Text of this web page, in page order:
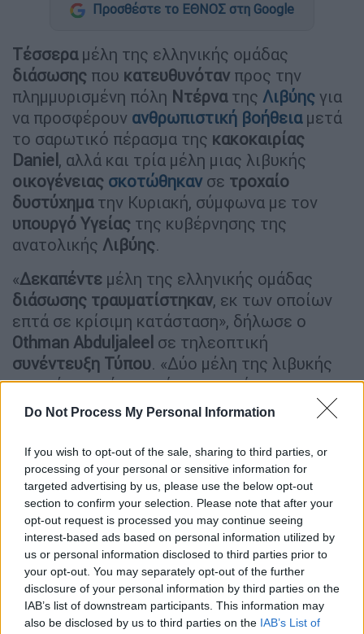
Do Not Process My Personal Information
If you wish to opt-out of the sale, sharing to third parties, or
processing of your personal or sensitive information for
targeted advertising by us, please use the below opt-out
section to confirm your selection. Please note that after your
opt-out request is processed you may continue seeing
interest-based ads based on personal information utilized by
us or personal information disclosed to third parties prior to
your opt-out. You may separately opt-out of the further
disclosure of your personal information by third parties on the
IAB’s list of downstream participants. This information may
also be disclosed by us to third parties on the IAB’s List of
Προσθέστε το ΕΘΝΟΣ στη Google
Τέσσεραμέλη της ελληνικής ομάδας
διάσωσης που κατευθυνόταν προς την
πλημμυρισμένη πόλη Ντέρνατης Λιβύης για
να προσφέρουν ανθρωπιστική βοήθειαμετά
το σαρωτικό πέρασμα της κακοκαιρίας
Daniel , αλλά και τρία μέλη μιας λιβυκής
οικογένειας σκοτώθηκαν σε τροχαίο
δυστύχηματην Κυριακή, σύμφωνα με τον
υπουργό Υγείας της κυβέρνησης της
ανατολικής Λιβύης.
«Δεκαπέντε μέλη της ελληνικής ομάδας
διάσωσης τραυματίστηκαν, εκ των οποίων
επτά σε κρίσιμη κατάσταση», δήλωσε ο
Othman Abduljaleel σε τηλεοπτική
συνέντευξη Τύπου. «Δύο μέλη της λιβυκής
οικογένειας ήταν επίσης σε κρίσιμη
κατάσταση», είπε.
Δυνάμεις ανακοίνωσαν ότι ένα λεωφορείο
που μετέφερε ιατρικό προσωπικό
συγκρούστηκε με ένα όχημα που κινείτο
προς την αντίθετη κατεύθυνση, αλλά δεν
έκανε λόγο για θανάτους, όπως άλλωστε και
το ελληνικό ΥΠΕΞ.
Όπως είναι γνωστό, στο όχημα της
ελληνικής αποστολής μετέβαιναν γιατροί,